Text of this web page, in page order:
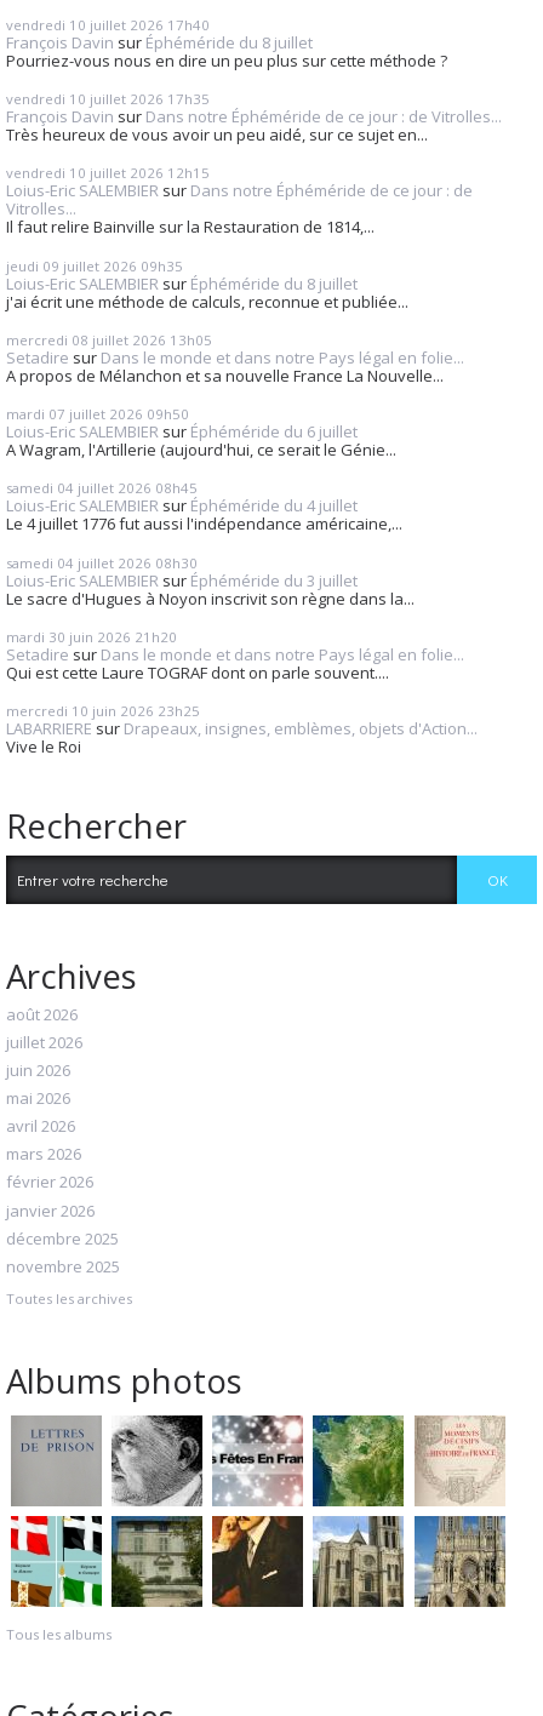
vendredi 10 juillet 2026 17h40
François Davin sur Éphéméride du 8 juillet
Pourriez-vous nous en dire un peu plus sur cette méthode ?
vendredi 10 juillet 2026 17h35
François Davin sur Dans notre Éphéméride de ce jour : de Vitrolles...
Très heureux de vous avoir un peu aidé, sur ce sujet en...
vendredi 10 juillet 2026 12h15
Loius-Eric SALEMBIER sur Dans notre Éphéméride de ce jour : de
Vitrolles...
Il faut relire Bainville sur la Restauration de 1814,...
jeudi 09 juillet 2026 09h35
Loius-Eric SALEMBIER sur Éphéméride du 8 juillet
j'ai écrit une méthode de calculs, reconnue et publiée...
mercredi 08 juillet 2026 13h05
Setadire sur Dans le monde et dans notre Pays légal en folie...
A propos de Mélanchon et sa nouvelle France La Nouvelle...
mardi 07 juillet 2026 09h50
Loius-Eric SALEMBIER sur Éphéméride du 6 juillet
A Wagram, l'Artillerie (aujourd'hui, ce serait le Génie...
samedi 04 juillet 2026 08h45
Loius-Eric SALEMBIER sur Éphéméride du 4 juillet
Le 4 juillet 1776 fut aussi l'indépendance américaine,...
samedi 04 juillet 2026 08h30
Loius-Eric SALEMBIER sur Éphéméride du 3 juillet
Le sacre d'Hugues à Noyon inscrivit son règne dans la...
mardi 30 juin 2026 21h20
Setadire sur Dans le monde et dans notre Pays légal en folie...
Qui est cette Laure TOGRAF dont on parle souvent....
mercredi 10 juin 2026 23h25
LABARRIERE sur Drapeaux, insignes, emblèmes, objets d'Action...
Vive le Roi
Rechercher
Archives
août 2026
juillet 2026
juin 2026
mai 2026
avril 2026
mars 2026
février 2026
janvier 2026
décembre 2025
novembre 2025
Toutes les archives
Albums photos
Tous les albums